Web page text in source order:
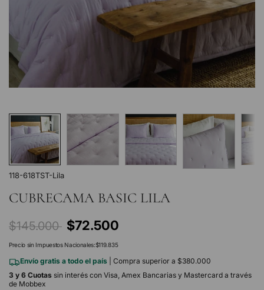
118-618TST-Lila
CUBRECAMA BASIC LILA
Precio
regular
$145.000 $72.500
Precio sin Impuestos Nacionales:$119.835
Envío gratis a todo el país
| Compra superior a $380.000
3 y 6 Cuotas sin interés con Visa, Amex Bancarias y Mastercard a través
de Mobbex